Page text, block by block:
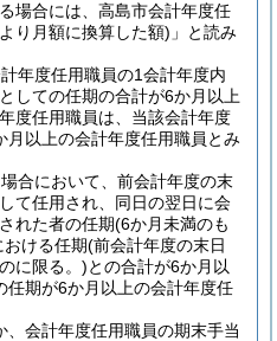
場合には、高島市会計年度任
り月額に換算した額) 」と読み
年度任用職員の1会計年度内
しての任期の合計が6か月以上
度任用職員は、当該会計年度
月以上の会計年度任用職員とみ
合において、前会計年度の末
て任用され、同日の翌日に会
れた者の任期(6か月未満のも
おける任期(前会計年度の末日
に限る。)との合計が6か月以
任期が6か月以上の会計年度任
、会計年度任用職員の期末手当